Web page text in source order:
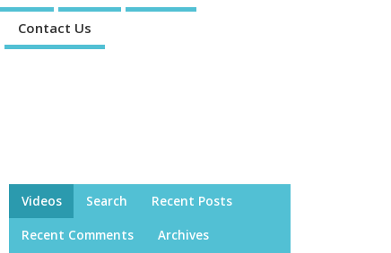
Contact Us
Videos Search Recent Posts
Recent Comments Archives